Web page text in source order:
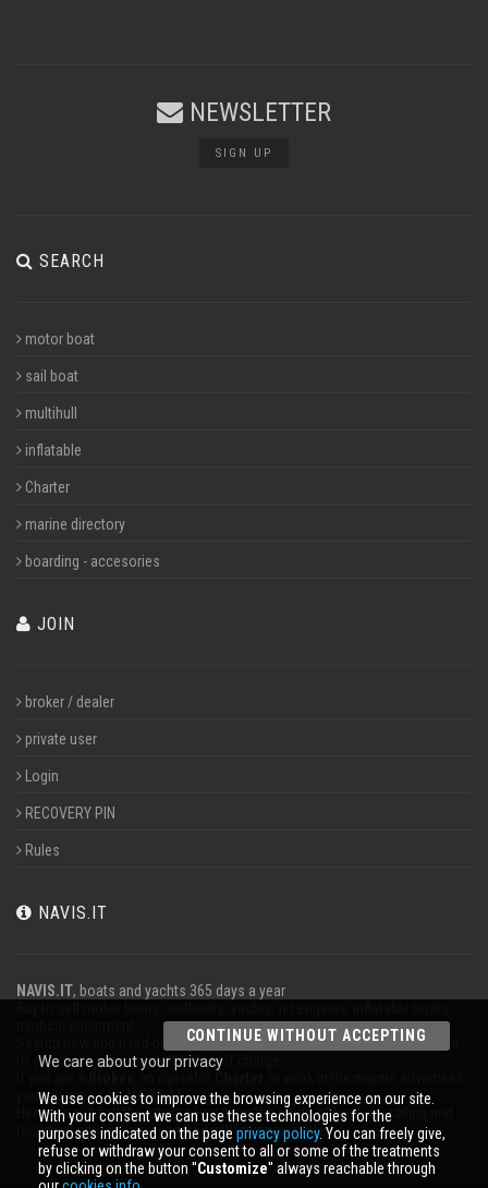
NEWSLETTER
SIGN UP
SEARCH
motor boat
sail boat
multihull
inflatable
Charter
marine directory
boarding - accesories
JOIN
broker / dealer
private user
Login
RECOVERY PIN
Rules
NAVIS.IT
NAVIS.IT, boats and yachts 365 days a year
Search new and used boats in our database or even post a classified ad
to sell your boat completely free of charge.
your business onNAVIS.IT.
Here you will find the latest news from the world of boating, sailing and
technical articles; stay updated with our newsletter.
CONTINUE WITHOUT ACCEPTING
We care about your privacy
We use cookies to improve the browsing experience on our site.
With your consent we can use these technologies for the
purposes indicated on the page privacy policy. You can freely give,
refuse or withdraw your consent to all or some of the treatments
by clicking on the button ''Customize'' always reachable through